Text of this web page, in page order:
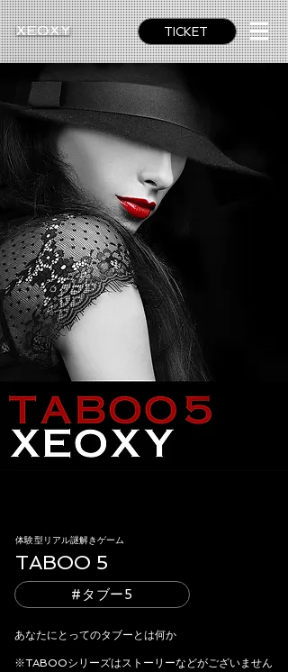
TICKET
体験型リアル謎解きゲーム
TABOO 5
​あなたにとってのタブーとは何か
※TABOOシリーズはストーリーなどがございません
#タブー5